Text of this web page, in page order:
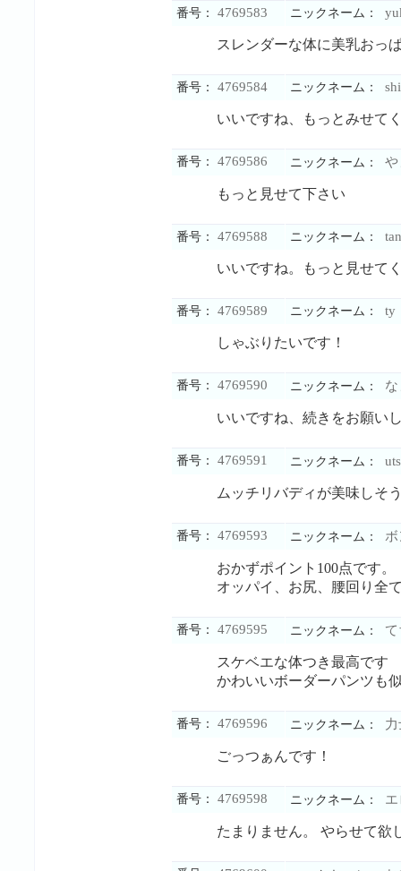
番号： 4769583 ニックネーム：
スレンダーな体に美乳おっ
番号： 4769584 ニックネーム： shi
いいですね、もっとみせて
番号： 4769586 ニックネーム： や
もっと見せて下さい
番号： 4769588 ニックネーム：
いいですね。もっと見せて
番号： 4769589 ニックネーム： ty
しゃぶりたいです！
番号： 4769590 ニックネーム：
いいですね、続きをお願い
番号： 4769591 ニックネーム：
ムッチリバディが美味しそ
番号： 4769593 ニックネーム：
おかずポイント100点です。
オッパイ、お尻、腰回り全
番号： 4769595 ニックネーム：
スケベエな体つき最高です
かわいいボーダーパンツも
番号： 4769596 ニックネーム：
ごっつぁんです！
番号： 4769598 ニックネーム：
たまりません。 やらせて欲